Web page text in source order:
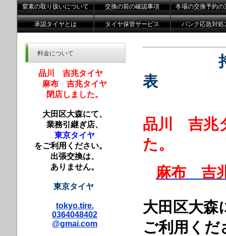
央区港区
窒素の取り扱いについて 交換の前の確認事項 冬場の交換予約の
承認タイヤとは タイヤ保管サービス パンク応急対処
表
品川 吉兆
た。
麻布 吉
大田区大森
ご利用く
料金について
品川 吉兆タイヤ
麻布 吉兆タイヤ
閉店しました。
大田区大森にて、
業務引継ぎ店、
東京タイヤ
をご利用ください。
出張交換は、
ありません。
東京タイヤ
tokyo.tire.
0364048402
@gmai.com